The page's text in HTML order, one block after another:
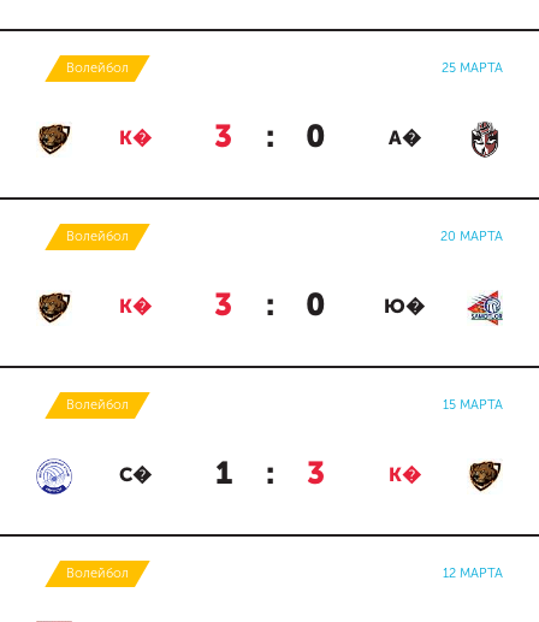
Волейбол 25 МАРТА
К� 3 : 0 А�
Волейбол 20 МАРТА
К� 3 : 0 Ю�
Волейбол 15 МАРТА
С� 1 : 3 К�
Волейбол 12 МАРТА